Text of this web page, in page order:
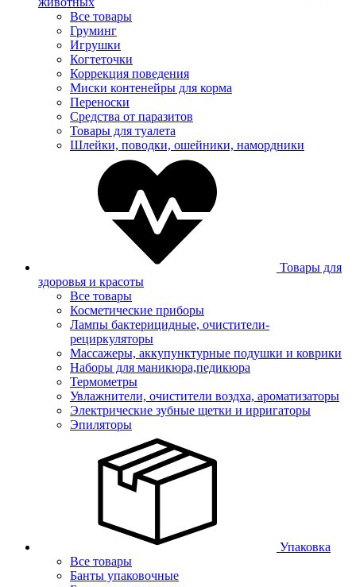
Все товары
Груминг
Игрушки
Когтеточки
Коррекция поведения
Миски контенейры для корма
Переноски
Средства от паразитов
Товары для туалета
Шлейки, поводки, ошейники, намордники
Товары для
здоровья и красоты
Все товары
Косметические приборы
Лампы бактерицидные, очистители-
рециркуляторы
Массажеры, аккупунктурные подушки и коврики
Наборы для маникюра,педикюра
Термометры
Увлажнители, очистители воздха, ароматизаторы
Электрические зубные щетки и ирригаторы
Эпиляторы
Упаковка
Все товары
Банты упаковочные